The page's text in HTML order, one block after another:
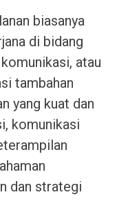
biasanya
di bidang
atau
tambahan
yang kuat dan
komunikasi
dan strategi